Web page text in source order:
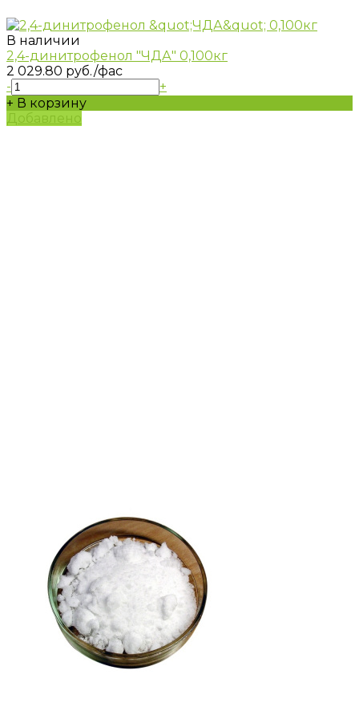
В наличии
2,4-динитрофенол "ЧДА" 0,100кг
2 029.80 руб./фас
-
+
+ В корзину
Добавлено